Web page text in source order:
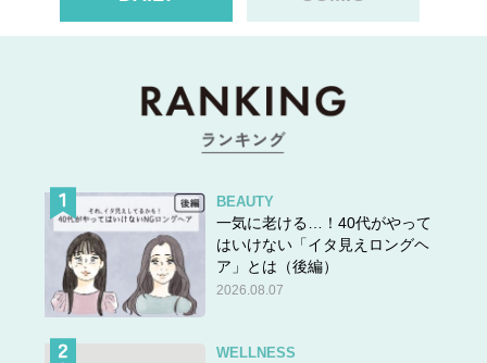
BEAUTY
一気に老ける…！40代がやって
はいけない「イタ見えロングヘ
ア」とは（後編）
2026.08.07
WELLNESS